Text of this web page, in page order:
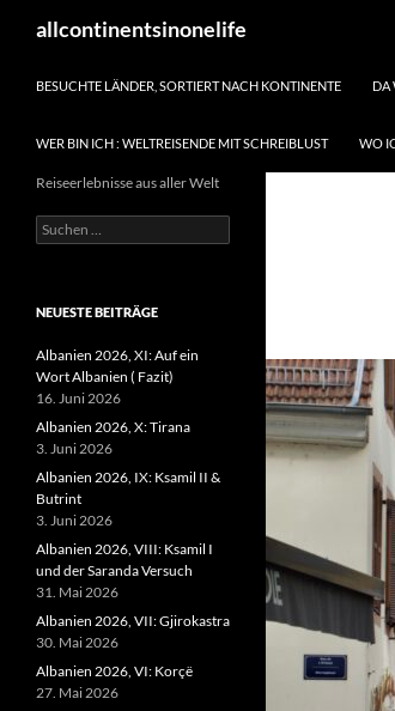
Inhaltallcontinentsinonelife
BESUCHTE LÄNDER, SORTIERT NACH KONTINENTE DA
WER BIN ICH : WELTREISENDE MIT SCHREIBLUST WO
Reiseerlebnisse aus aller Welt
Suchen
nach:
NEUESTE BEITRÄGE
Albanien 2026, XI: Auf ein
Wort Albanien ( Fazit)
16. Juni 2026
Albanien 2026, X: Tirana
3. Juni 2026
Albanien 2026, IX: Ksamil II &
Butrint
3. Juni 2026
Albanien 2026, VIII: Ksamil I
und der Saranda Versuch
31. Mai 2026
Albanien 2026, VII: Gjirokastra
30. Mai 2026
Albanien 2026, VI: Korçë
27. Mai 2026